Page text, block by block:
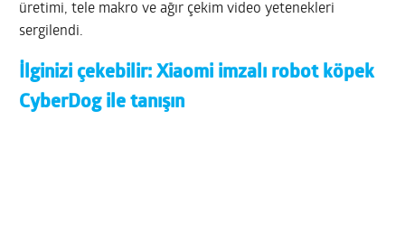
üretimi, tele makro ve ağır çekim video yetenekleri
sergilendi.
İlginizi çekebilir:Xiaomi imzalı robot köpek
CyberDog ile tanışın